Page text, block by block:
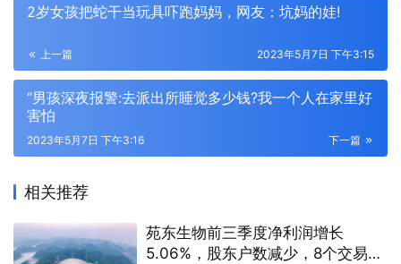
2岁女孩把蛇干当玩具吓跑妈妈，网友：坑妈的娃!
上一篇 2023年5月7日 下午3:15
“男孩深夜报警:去派出所睡觉多少钱?我一个人在家里好
害怕
下一篇
2023年5月7日 下午3:16
相关推荐
苑东生物前三季度净利润增长
5.06%，股东户数减少，8个交易日